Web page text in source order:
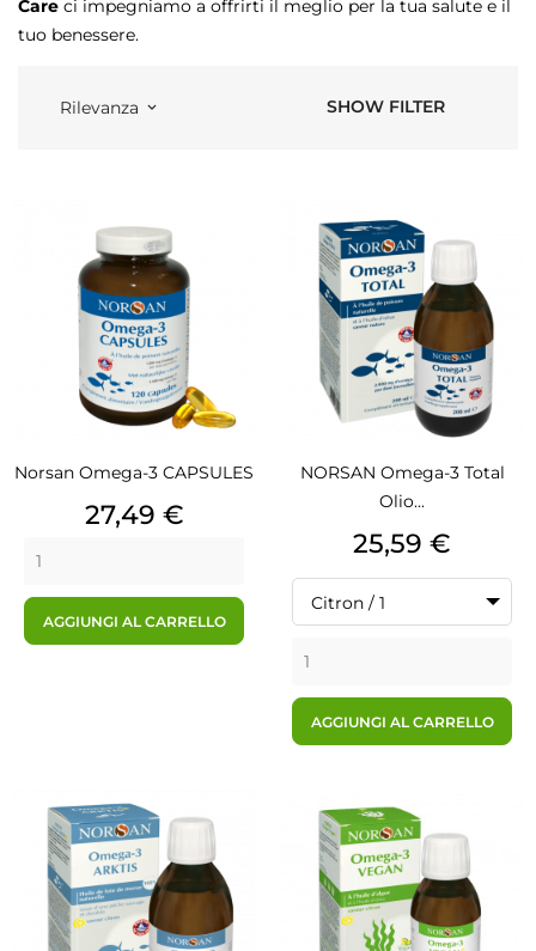
Care ci impegniamo a offrirti il meglio per la tua salute e il
tuo benessere.
Rilevanza keyboard_arrow_down SHOW FILTER
Norsan Omega-3 CAPSULES
Prezzo
27,49 €
AGGIUNGI AL CARRELLO
NORSAN Omega-3 Total
Olio...
Prezzo
25,59 €
Citron / 1
AGGIUNGI AL CARRELLO